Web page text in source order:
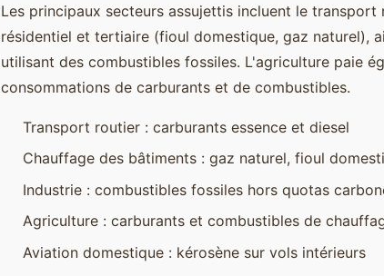
Les principaux secteurs assujettis incluent le
résidentiel et tertiaire (fioul domestique, gaz naturel),
utilisant des combustibles fossiles. L'agriculture paie
consommations de carburants et de combustibles.
Transport routier : carburants essence et diesel
Chauffage des bâtiments : gaz naturel, fioul
Industrie : combustibles fossiles hors quotas
Agriculture : carburants et combustibles de
Aviation domestique : kérosène sur vols intérieurs